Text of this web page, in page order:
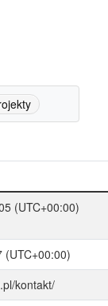
(UTC+00:00)
(UTC+00:00)
kontakt/